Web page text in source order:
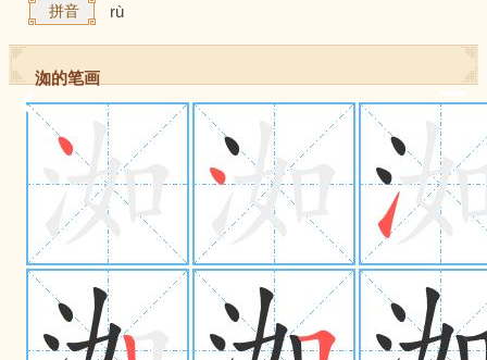
拼音 rù
洳的笔画